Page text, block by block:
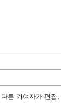
른 기여자가 편